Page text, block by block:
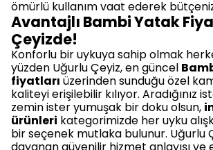
ömürlü kullanım vaat ederek
Avantajlı Bambi Yatak
Çeyizde!
Konforlu bir uykuya sahip olmak
yüzden Uğurlu Çeyiz, en güncel
fiyatları üzerinden sunduğu özel
kaliteyi erişilebilir kılıyor. Aradığınız
zemin ister yumuşak bir doku olsun,
ürünleri kategorimizde her uyku
bir seçenek mutlaka bulunur. Uğurlu